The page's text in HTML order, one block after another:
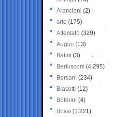
Arancioni (2)
arte (175)
Attentato (329)
Auguri (13)
Batini (3)
Berlusconi (4.295)
Bersani (234)
Biasotti (12)
Boldrini (4)
Bossi (1.221)